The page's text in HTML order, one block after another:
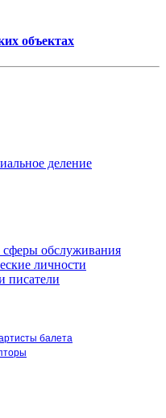
объектах
деление
сферы обслуживания
личности
писатели
балета